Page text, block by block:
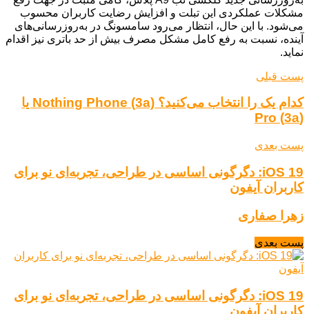
مشکلات عملکردی این تبلت و افزایش رضایت کاربران محسوب
می‌شود. با این حال، انتظار می‌رود سامسونگ در به‌روزرسانی‌های
آینده، نسبت به رفع کامل مشکل مصرف بیش از حد باتری نیز اقدام
نماید.
پست قبلی
کدام یک را انتخاب می‌کنید؟ Nothing Phone (3a) یا
(3a) Pro
پست بعدی
iOS 19: دگرگونی اساسی در طراحی، تجربه‌ای نو برای
کاربران آیفون
زهرا صفاری
پست بعدی
iOS 19: دگرگونی اساسی در طراحی، تجربه‌ای نو برای
کاربران آیفون